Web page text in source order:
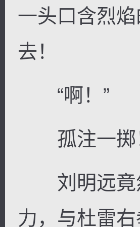
一头口含烈
去！
“啊！”
孤注一掷
刘明远竟
力，与杜雷